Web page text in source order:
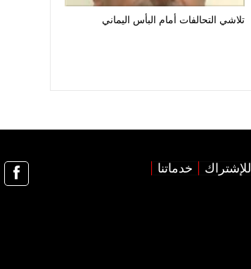
تلاشي التحالفات أمام البأس اليماني
للإشتراك
خدماتنا